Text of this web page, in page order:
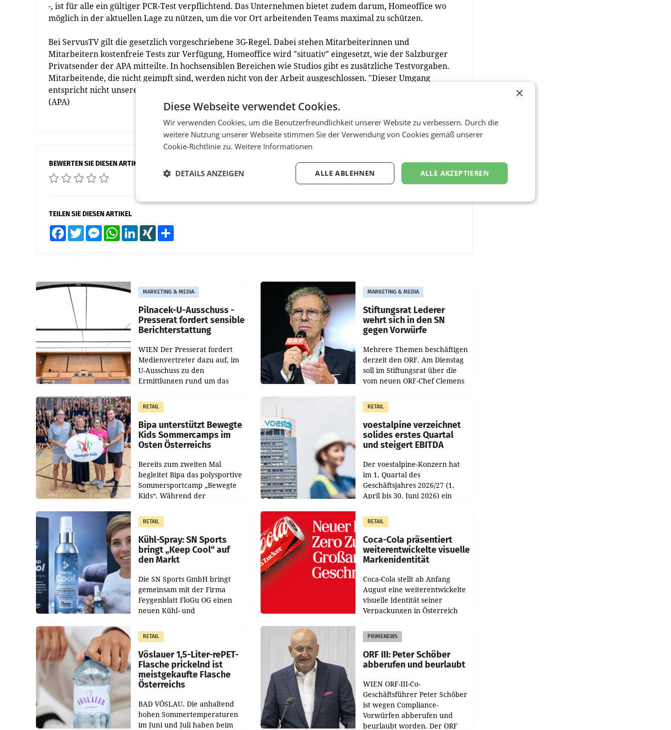
-, ist für alle ein gültiger PCR-Test verpflichtend. Das Unternehmen bietet zudem darum, Homeoffice wo
möglich in der aktuellen Lage zu nützen, um die vor Ort arbeitenden Teams maximal zu schützen.
Bei ServusTV gilt die gesetzlich vorgeschriebene 3G-Regel. Dabei stehen Mitarbeiterinnen und
Mitarbeitern kostenfreie Tests zur Verfügung, Homeoffice wird "situativ" eingesetzt, wie der Salzburger
Privatsender der APA mitteilte. In hochsensiblen Bereichen wie Studios gibt es zusätzliche Testvorgaben.
Mitarbeitende, die nicht geimpft sind, werden nicht von der Arbeit ausgeschlossen. "Dieser Umgang
entspricht nicht unseren Werten und halten wir für höchst fragwürdig", hieß es aus dem Unternehmen.
(APA)
BEWERTEN SIE DIESEN ARTIKEL
TEILEN SIE DIESEN ARTIKEL
FacebookTwitter MessengerWhatsAppLinkedInXING
MARKETING & MEDIA
Pilnacek-U-Ausschuss -
Presserat fordert sensible
Berichterstattung
WIEN Der Presserat fordert
Medienvertreter dazu auf, im
U-Ausschuss zu den
Ermittlungen rund um das
im Justizministerium, Christian
Pilnacek, auf sensible
MARKETING & MEDIA
Stiftungsrat Lederer
wehrt sich in den SN
gegen Vorwürfe
Mehrere Themen beschäftigen
derzeit den ORF. Am Dienstag
soll im Stiftungsrat über die
vom neuen ORF-Chef Clemens
Besetzungen für die
Direktionen abgestimmt
werden.
RETAIL
Bipa unterstützt Bewegte
Kids Sommercamps im
Osten Österreichs
Bereits zum zweiten Mal
begleitet Bipa das polysportive
Sommersportcamp „Bewegte
Kids“. Während der
Juli und August versorgt das
Unternehmen Kinder sowie
RETAIL
voestalpine verzeichnet
solides erstes Quartal
und steigert EBITDA
Der voestalpine-Konzern hat
im 1. Quartal des
Geschäftsjahres 2026/27 (1.
April bis 30. Juni 2026) ein
Der Umsatz stieg im Vergleich
zur Vorjahresperiode
RETAIL
Kühl-Spray: SN Sports
bringt „Keep Cool“ auf
den Markt
Die SN Sports GmbH bringt
gemeinsam mit der Firma
Feygenblatt FloGu OG einen
neuen Kühl- und
Markt. Das Produkt namens
„Keep Cool“ ist zu 100 Prozent
RETAIL
Coca-Cola präsentiert
weiterentwickelte visuelle
Markenidentität
Coca-Cola stellt ab Anfang
August eine weiterentwickelte
visuelle Identität seiner
Verpackungen in Österreich
Redesigns stehen zentrale
Gestaltungselemente
RETAIL
Vöslauer 1,5-Liter-rePET-
Flasche prickelnd ist
meistgekaufte Flasche
Österreichs
BAD VÖSLAU. Die anhaltend
hohen Sommertemperaturen
im Juni und Juli haben beim
PRIMENEWS
ORF III: Peter Schöber
abberufen und beurlaubt
WIEN ORF-III-Co-
Geschäftsführer Peter Schöber
ist wegen Compliance-
Vorwürfen abberufen und
beurlaubt worden. Der ORF
×
Diese Webseite verwendet Cookies.
Wir verwenden Cookies, um die Benutzerfreundlichkeit unserer Website zu verbessern. Durch die
weitere Nutzung unserer Webseite stimmen Sie der Verwendung von Cookies gemäß unserer
Cookie-Richtlinie zu. Weitere Informationen
ALLE AKZEPTIEREN
ALLE ABLEHNEN
DETAILS ANZEIGEN